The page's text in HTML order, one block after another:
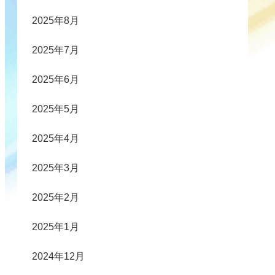
2025年8月
2025年7月
2025年6月
2025年5月
2025年4月
2025年3月
2025年2月
2025年1月
2024年12月